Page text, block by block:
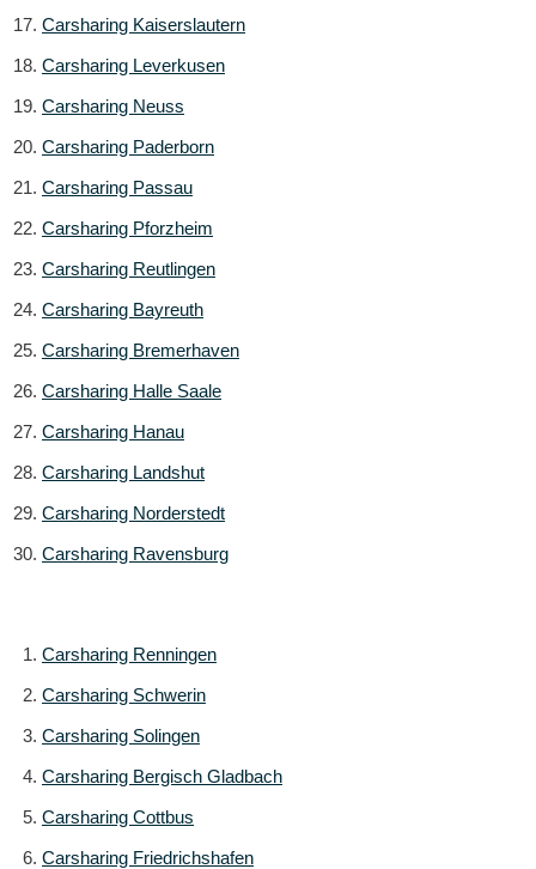
Carsharing Kaiserslautern
Carsharing Leverkusen
Carsharing Neuss
Carsharing Paderborn
Carsharing Passau
Carsharing Pforzheim
Carsharing Reutlingen
Carsharing Bayreuth
Carsharing Bremerhaven
Carsharing Halle Saale
Carsharing Hanau
Carsharing Landshut
Carsharing Norderstedt
Carsharing Ravensburg
Carsharing Renningen
Carsharing Schwerin
Carsharing Solingen
Carsharing Bergisch Gladbach
Carsharing Cottbus
Carsharing Friedrichshafen